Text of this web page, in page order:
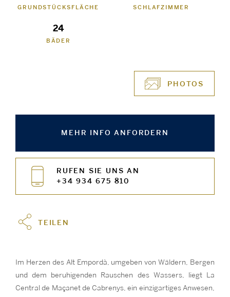
GRUNDSTÜCKSFLÄCHE SCHLAFZIMMER
24
BÄDER
PHOTOS
MEHR INFO ANFORDERN
RUFEN SIE UNS AN
+34 934 675 810
TEILEN
Im Herzen des Alt Empordà, umgeben von Wäldern, Bergen
und dem beruhigenden Rauschen des Wassers, liegt La
Central de Maçanet de Cabrenys, ein einzigartiges Anwesen,